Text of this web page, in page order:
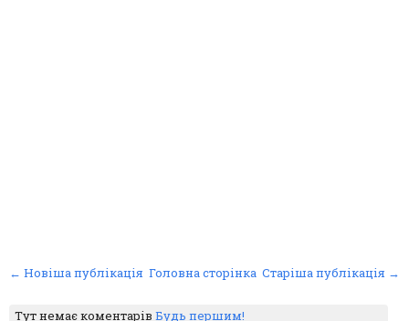
← Новіша публікація Старіша публікація →
Головна сторінка
Тут немає коментарівБудь першим!